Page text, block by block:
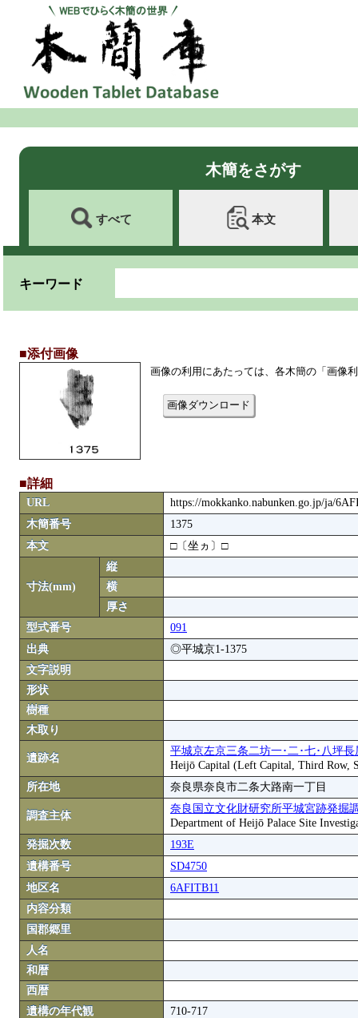
木簡をさがす
すべて 本文
キーワード
■添付画像
画像の利用にあたっては、各木簡の「画像
画像ダウンロード
■詳細
URL
https://mokkanko.nabunken.go.jp/ja/
木簡番号
1375
本文
□〔坐ヵ〕□
寸法(mm)
縦
横
厚さ
型式番号
091
出典
◎平城京1-1375
文字説明
形状
樹種
木取り
遺跡名
平城京左京三条二坊一･二･七･八坪長
Heijō Capital (Left Capital, Third Row,
所在地
奈良県奈良市二条大路南一丁目
調査主体
奈良国立文化財研究所平城宮跡発掘
Department of Heijō Palace Site
発掘次数
193E
遺構番号
SD4750
地区名
6AFITB11
内容分類
国郡郷里
人名
和暦
西暦
遺構の年代観
710-717